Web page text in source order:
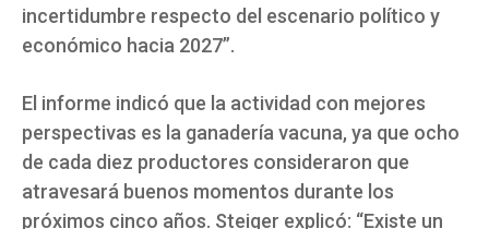
incertidumbre respecto del escenario político y
económico hacia 2027”.
El informe indicó que la actividad con mejores
perspectivas es la ganadería vacuna, ya que ocho
de cada diez productores consideraron que
atravesará buenos momentos durante los
próximos cinco años. Steiger explicó: “Existe un